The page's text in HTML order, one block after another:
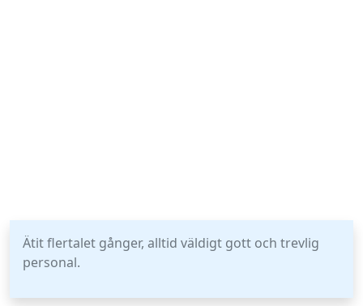
Ätit flertalet gånger, alltid väldigt gott och trevlig
personal.